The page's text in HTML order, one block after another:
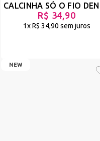
R$ 34,90
1xR$ 34,90 sem juros
NEW